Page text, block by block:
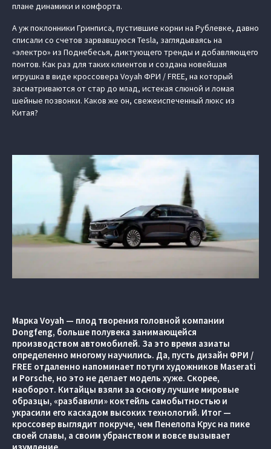
плане динамики и комфорта.
А уж поклонники Гринписа, пустившие корни на Рублевке, давно
списали со счетов зарвавшуюся Tesla, заглядываясь на
«электро» из Поднебесья, диктующего тренды и добавляющего
понтов. Как раз для таких клиентов и создана новейшая
игрушка в виде кроссовера Voyah ФРИ / FREE, на который
засматриваются от стар до млад, истекая слюной и ломая
шейные позвонки. Каков же он, свежеиспеченный люкс из
Китая?
Марка Voyah — плод творения головной компании
Dongfeng, больше полувека занимающейся
производством автомобилей. За это время азиаты
определенно многому научились. Да, пусть дизайн ФРИ /
FREE отдаленно напоминает потуги художников Maserati
и Porsche, но это не делает модель хуже. Скорее,
наоборот. Китайцы взяли за основу лучшие мировые
образцы, «разбавили» коктейль самобытностью и
украсили его каскадом высоких технологий. Итог —
кроссовер выглядит покруче, чем Пенелопа Крус на пике
своей славы, а своим убранством и вовсе вызывает